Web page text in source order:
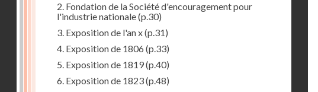
2. Fondation de la Société d'encouragement pour
l'industrie nationale(p.30)
3. Exposition de l'an x(p.31)
4. Exposition de 1806 (p.33)
5. Exposition de 1819(p.40)
6. Exposition de 1823(p.48)